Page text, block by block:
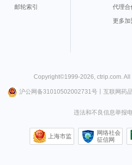
邮轮索引
代理合
更多加
Copyright©1999-2026 ctrip.com .
沪公网备31010502002731号丨 互联网药
违法和不良信息举报
上海市监
网络社会
征信网